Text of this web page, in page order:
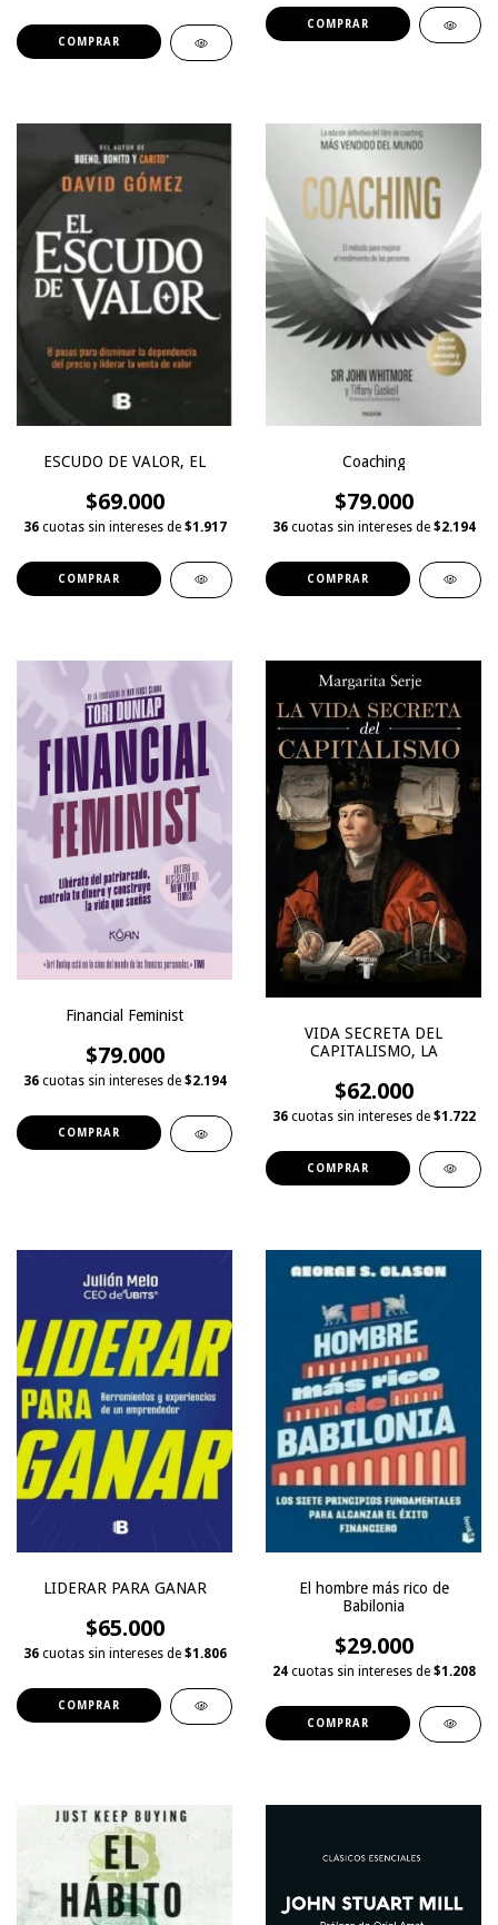
ESCUDO DE VALOR, EL
$69.000
36 cuotas sin intereses de $1.917
Coaching
$79.000
36 cuotas sin intereses de $2.194
Financial Feminist
$79.000
36 cuotas sin intereses de $2.194
VIDA SECRETA DEL
CAPITALISMO, LA
$62.000
36 cuotas sin intereses de $1.722
LIDERAR PARA GANAR
$65.000
36 cuotas sin intereses de $1.806
El hombre más rico de
Babilonia
$29.000
24 cuotas sin intereses de $1.208